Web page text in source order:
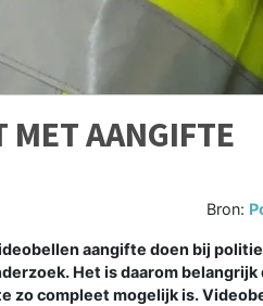
MET AANGIFTE
Bron:
aangifte doen bij politie
Het is daarom belangrijk
zo compleet mogelijk is.